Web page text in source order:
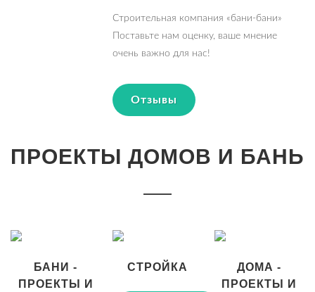
Строительная компания «бани-бани»
Поставьте нам оценку, ваше мнение
очень важно для нас!
Отзывы
ПРОЕКТЫ ДОМОВ И БАНЬ
БАНИ -
ПРОЕКТЫ И
СТРОЙКА
ДОМА -
ПРОЕКТЫ И